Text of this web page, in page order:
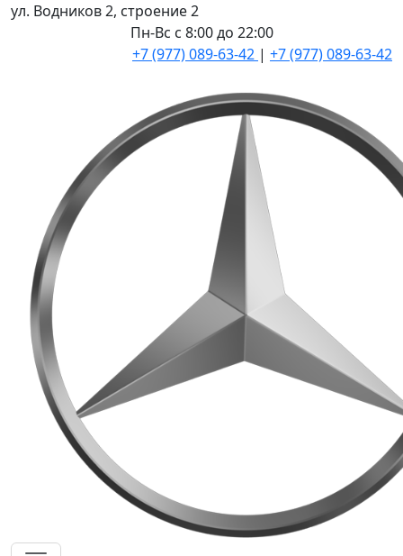
ул. Водников 2, строение 2
Пн-Вс с 8:00 до 22:00
+7 (977) 089-63-42 | +7 (977) 089-63-42